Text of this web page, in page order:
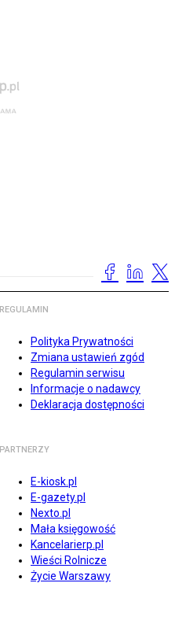
REGULAMIN
Polityka Prywatności
Zmiana ustawień zgód
Regulamin serwisu
Informacje o nadawcy
Deklaracja dostępności
PARTNERZY
E-kiosk.pl
E-gazety.pl
Nexto.pl
Mała księgowość
Kancelarierp.pl
Wieści Rolnicze
Życie Warszawy